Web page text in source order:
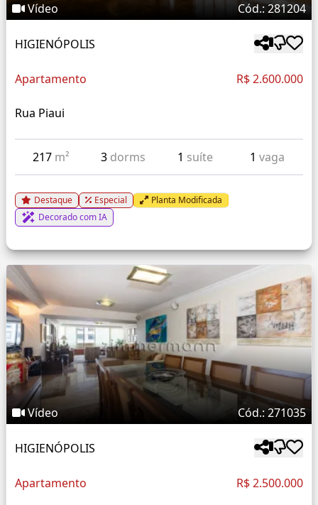
Vídeo Cód.: 281204
HIGIENÓPOLIS
Apartamento R$ 2.600.000
Rua Piaui
217 m² 3 dorms 1 suíte 1 vaga
Destaque Especial
Planta Modificada
Decorado com IA
Vídeo Cód.: 271035
HIGIENÓPOLIS
Apartamento R$ 2.500.000